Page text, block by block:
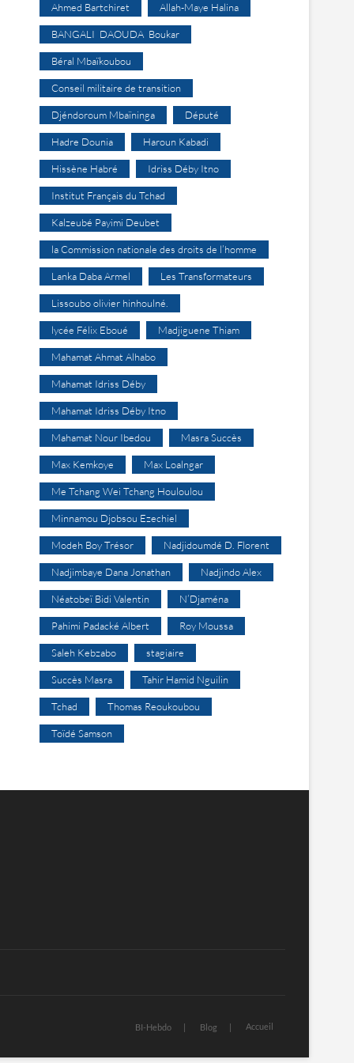
Ahmed Bartchiret Allah-Maye Halina
BANGALI DAOUDA Boukar
Béral Mbaïkoubou
Conseil militaire de transition
Djéndoroum Mbaïninga Député
Hadre Dounia Haroun Kabadi
Hissène Habré Idriss Déby Itno
Institut Français du Tchad
Kalzeubé Payimi Deubet
la Commission nationale des droits de l’homme
Lanka Daba Armel Les Transformateurs
Lissoubo olivier hinhoulné.
lycée Félix Eboué Madjiguene Thiam
Mahamat Ahmat Alhabo
Mahamat Idriss Déby
Mahamat Idriss Déby Itno
Mahamat Nour Ibedou Masra Succès
Max Kemkoye Max Loalngar
Me Tchang Wei Tchang Houloulou
Minnamou Djobsou Ezechiel
Modeh Boy Trésor Nadjidoumdé D. Florent
Nadjimbaye Dana Jonathan Nadjindo Alex
Néatobeï Bidi Valentin N’Djaména
Pahimi Padacké Albert Roy Moussa
Saleh Kebzabo stagiaire
Succès Masra Tahir Hamid Nguilin
Tchad Thomas Reoukoubou
Toïdé Samson
BI-Hebdo Blog Accueil